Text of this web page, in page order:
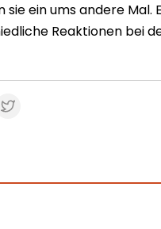
sie ein ums andere
Reaktionen bei